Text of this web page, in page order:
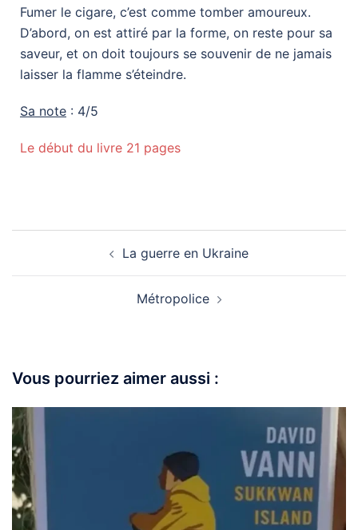
Fumer le cigare, c’est comme tomber amoureux.
D’abord, on est attiré par la forme, on reste pour sa
saveur, et on doit toujours se souvenir de ne jamais
laisser la flamme s’éteindre.
Sa note : 4/5
Le début du livre 21 pages
La guerre en Ukraine
Métropolice
Vous pourriez aimer aussi :